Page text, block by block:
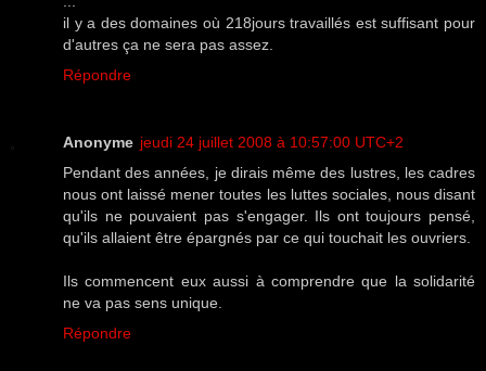
il y a des domaines où 218jours travaillés est suffisant pour
d'autres ça ne sera pas assez.
Répondre
Anonyme jeudi 24 juillet 2008 à 10:57:00 UTC+2
Pendant des années, je dirais même des lustres, les cadres
nous ont laissé mener toutes les luttes sociales, nous disant
qu'ils ne pouvaient pas s'engager. Ils ont toujours pensé,
qu'ils allaient être épargnés par ce qui touchait les ouvriers.
Ils commencent eux aussi à comprendre que la solidarité
ne va pas sens unique.
Répondre